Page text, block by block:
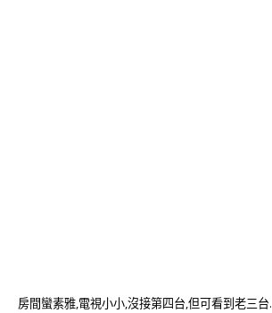
房間蠻素雅,電視小小,沒接第四台,但可看到老三台.